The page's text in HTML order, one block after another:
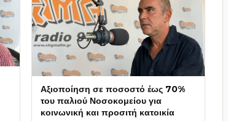
Αξιοποίηση σε ποσοστό έως 70%
του παλιού Νοσοκομείου για
κοινωνική και προσιτή κατοικία